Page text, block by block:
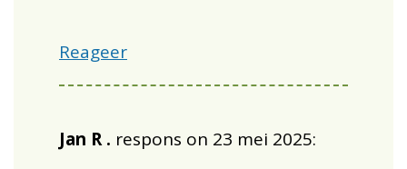
Reageer
Jan R . respons on 23 mei 2025: